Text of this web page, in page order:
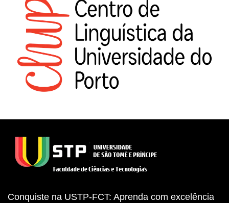
Conquiste na USTP-FCT: Aprenda com excelência